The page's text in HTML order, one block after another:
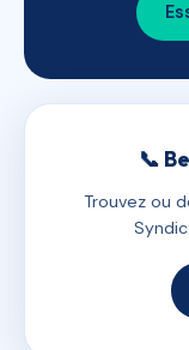
📞
Trouvez ou